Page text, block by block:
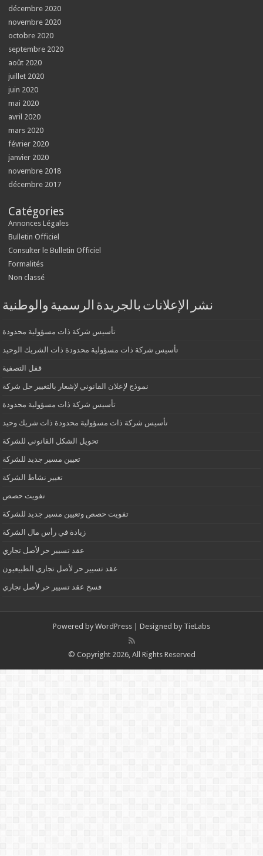
décembre 2020
novembre 2020
octobre 2020
septembre 2020
août 2020
juillet 2020
juin 2020
mai 2020
avril 2020
mars 2020
février 2020
janvier 2020
novembre 2018
décembre 2017
Catégories
Annonces Légales
Bulletin Officiel
Consulter le Bulletin Officiel
Formalités
Non classé
نشر الإعلانات بالجريدة الرسمية والوطنية
تأسيس شركة ذات مسؤولية محدودة
تأسيس شركة ذات مسؤولية محدودة ذات الشريك الوحيد
قفل التصفية
نموذج لإعلان القانوني لإشعار بالتغيير حل شركة
تأسيس شركة ذات مسؤولية محدودة
تأسيس شركة ذات مسؤولية محدودة ذات شريك وحيد
تحويل الشكل القانوني للشركة
تعيين مسير جديد للشركة
تغيير نشاط الشركة
تفويت حصص
تفويت حصص وتعيين مسير جديد للشركة
زيادة في رأس مال الشركة
عقد تسيير حر لأصل تجاري
عقد تسيير حر لأصل تجاري الطبيعيون
فسخ عقد تسيير حر لأصل تجاري
Powered by WordPress | Designed by TieLabs
© Copyright 2026, All Rights Reserved